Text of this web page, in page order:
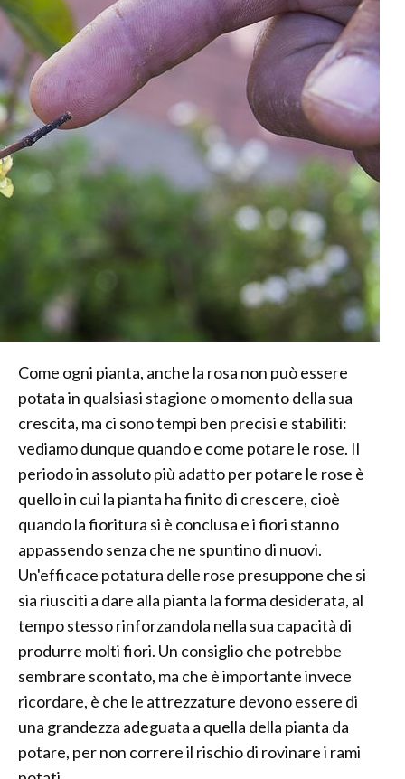
Come ogni pianta, anche la rosa non può essere
potata in qualsiasi stagione o momento della sua
crescita, ma ci sono tempi ben precisi e stabiliti:
vediamo dunque quando e come potare le rose. Il
periodo in assoluto più adatto per potare le rose è
quello in cui la pianta ha finito di crescere, cioè
quando la fioritura si è conclusa e i fiori stanno
appassendo senza che ne spuntino di nuovi.
Un'efficace potatura delle rose presuppone che si
sia riusciti a dare alla pianta la forma desiderata, al
tempo stesso rinforzandola nella sua capacità di
produrre molti fiori. Un consiglio che potrebbe
sembrare scontato, ma che è importante invece
ricordare, è che le attrezzature devono essere di
una grandezza adeguata a quella della pianta da
potare, per non correre il rischio di rovinare i rami